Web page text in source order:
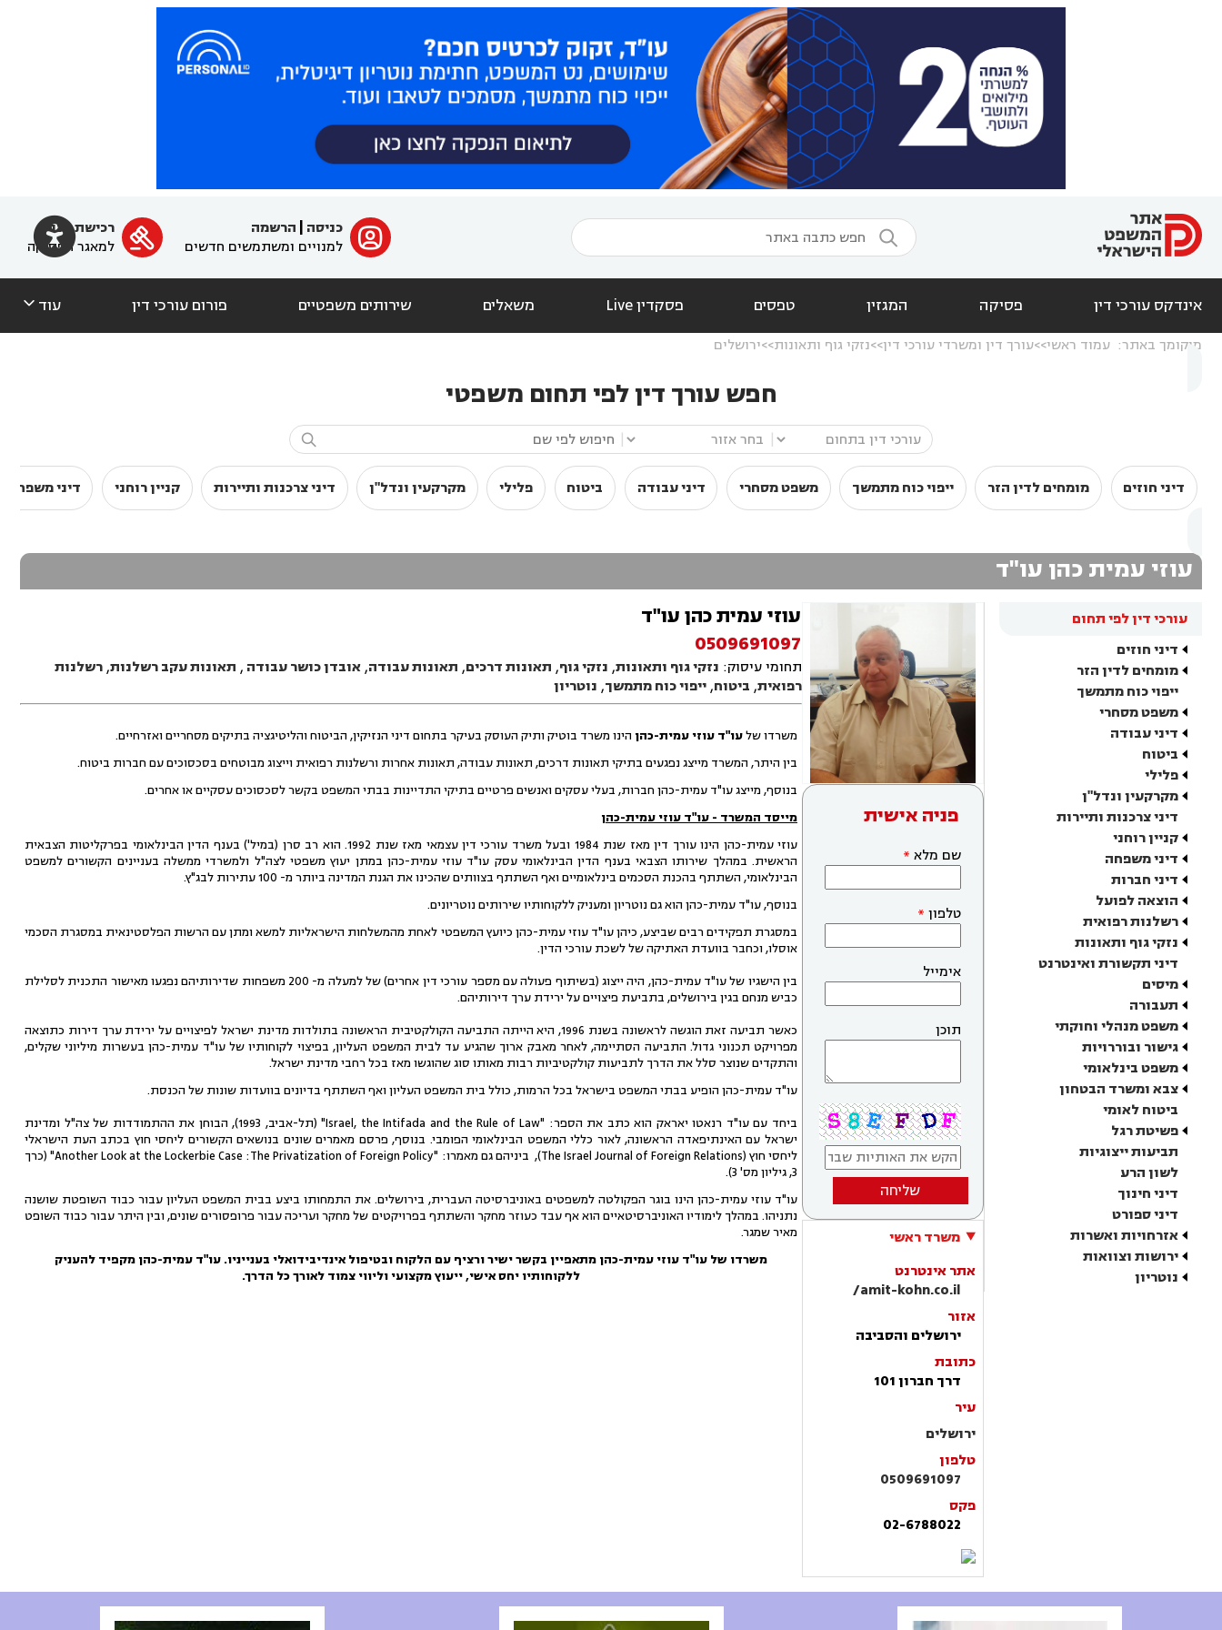
  ﱐ כניסה
הרשמה
למנויים ומשתמשים חדשים

רכישת מנוי
למאגר הפסיקה
אינדקס עורכי דין פסיקה המגזין טפסים פסקדין Live משאלים שירותים משפטיים פורום עורכי דין עוד 
מיקומך באתר: עמוד ראשי עורך דין ומשרדי עורכי דין נזקי גוף ותאונות ירושלים
חפש עורך דין לפי תחום משפטי

דיני חוזים מומחים לדין הזר ייפוי כוח מתמשך משפט מסחרי דיני עבודה ביטוח פלילי מקרקעין ונדל"ן דיני צרכנות ותיירות קניין רוחני דיני משפחה
עוזי עמית כהן עו"ד
עורכי דין לפי תחום
דיני חוזים
מומחים לדין הזר
ייפוי כוח מתמשך
משפט מסחרי
דיני עבודה
ביטוח
פלילי
מקרקעין ונדל"ן
דיני צרכנות ותיירות
קניין רוחני
דיני משפחה
דיני חברות
הוצאה לפועל
רשלנות רפואית
נזקי גוף ותאונות
דיני תקשורת ואינטרנט
מיסים
תעבורה
משפט מנהלי וחוקתי
גישור ובוררויות
משפט בינלאומי
צבא ומשרד הבטחון
ביטוח לאומי
פשיטת רגל
תביעות ייצוגיות
לשון הרע
דיני חינוך
דיני ספורט
אזרחויות ואשרות
ירושות וצוואות
נוטריון
פניה אישית
שם מלא
טלפון
אימייל
תוכן
שליחה
משרד ראשי
אתר אינטרנט
amit-kohn.co.il/
אזור
ירושלים והסביבה
כתובת
דרך חברון 101
עיר
ירושלים
טלפון
0509691097
פקס
02-6788022
עוזי עמית כהן עו"ד
0509691097
תחומי עיסוק: נזקי גוף ותאונות, נזקי גוף, תאונות דרכים, תאונות עבודה,אובדן כושר עבודה , תאונות עקב רשלנות,רשלנות
רפואית, ביטוח,ייפוי כוח מתמשך, נוטריון
משרדו שלעו"ד עוזי עמית-כהן הינו משרד בוטיק ותיק העוסק בעיקר בתחום דיני הנזיקין, הביטוח והליטיגציה בתיקים מסחריים ואזרחיים.
בין היתר, המשרד מייצג נפגעים בתיקי תאונות דרכים, תאונות עבודה, תאונות אחרות ורשלנות רפואית וייצוג מבוטחים בסכסוכים עם חברות ביטוח.
בנוסף, מייצג עו"ד עמית-כהן חברות, בעלי עסקים ואנשים פרטיים בתיקי התדיינות בבתי המשפט בקשר לסכסוכים עסקיים או אחרים.
מייסד המשרד - עו"ד עוזי עמית-כהן
עוזי עמית-כהן הינו עורך דין מאז שנת 1984 ובעל משרד עורכי דין עצמאי מאז שנת 1992. הוא רב סרן (במיל') בענף הדין הבינלאומי בפרקליטות הצבאית
הראשית. במהלך שירותו הצבאי בענף הדין הבינלאומי עסק עו"ד עוזי עמית-כהן במתן יעוץ משפטי לצה"ל ולמשרדי ממשלה בעניינים הקשורים למשפט
הבינלאומי, השתתף בהכנת הסכמים בינלאומיים ואף השתתף בצוותים שהכינו את הגנת המדינה ביותר מ- 100 עתירות לבג"ץ.
בנוסף, עו"ד עמית-כהן הוא גם נוטריון ומעניק ללקוחותיו שירותים נוטריונים.
במסגרת תפקידים רבים שביצע, כיהן עו"ד עוזי עמית-כהן כיועץ המשפטי לאחת מהמשלחות הישראליות למשא ומתן עם הרשות הפלסטינאית במסגרת הסכמי
אוסלו, וכחבר בוועדת האתיקה של לשכת עורכי הדין.
בין הישגיו של עו"ד עמית-כהן, היה ייצוג (בשיתוף פעולה עם מספר עורכי דין אחרים) של למעלה מ- 200 משפחות שדירותיהם נפגעו מאישור התכנית לסלילת
כביש מנחם בגין בירושלים, בתביעת פיצויים על ירידת ערך דירותיהם.
כאשר תביעה זאת הוגשה לראשונה בשנת 1996, היא הייתה התביעה הקולקטיבית הראשונה בתולדות מדינת ישראל לפיצויים על ירידת ערך דירות כתוצאה
מפרויקט תכנוני גדול. התביעה הסתיימה, לאחר מאבק ארוך שהגיע עד לבית המשפט העליון, בפיצוי לקוחותיו של עו"ד עמית-כהן בעשרות מיליוני שקלים,
והתקדים שנוצר סלל את הדרך לתביעות קולקטיביות רבות מאותו סוג שהוגשו מאז בכל רחבי מדינת ישראל.
עו"ד עמית-כהן הופיע בבתי המשפט בישראל בכל הרמות, כולל בית המשפט העליון ואף השתתף בדיונים בוועדות שונות של הכנסת.
ביחד עם עו"ד רנאטו יאראק הוא כתב את הספר: "Israel, the Intifada and the Rule of Law" (תל-אביב, 1993), הבוחן את ההתמודדות של צה"ל ומדינת
ישראל עם האינתיפאדה הראשונה, לאור כללי המשפט הבינלאומי הפומבי. בנוסף, פרסם מאמרים שונים בנושאים הקשורים ליחסי חוץ בכתב העת הישראלי
ליחסי חוץ (The Israel Journal of Foreign Relations), ביניהם גם מאמרו: "Another Look at the Lockerbie Case :The Privatization of Foreign Policy" (כרך
3, גיליון מס' 3).
עו"ד עוזי עמית-כהן הינו בוגר הפקולטה למשפטים באוניברסיטה העברית, בירושלים. את התמחותו ביצע בבית המשפט העליון עבור כבוד השופטת שושנה
נתניהו. במהלך לימודיו האוניברסיטאיים הוא אף עבד כעוזר מחקר והשתתף בפרויקטים של מחקר ועריכה עבור פרופסורים שונים, ובין היתר עבור כבוד השופט
מאיר שמגר.
משרדו של עו"ד עוזי עמית-כהן מתאפיין בקשר ישיר ורציף עם הלקוח ובטיפול אינדיבידואלי בענייניו. עו"ד עמית-כהן מקפיד להעניק
ללקוחותיו יחס אישי, ייעוץ מקצועי וליווי צמוד לאורך כל הדרך.